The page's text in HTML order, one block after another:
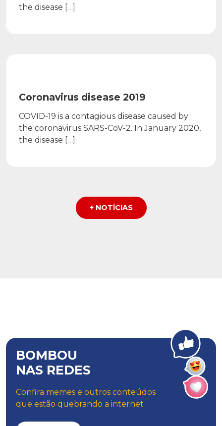
the disease […]
Coronavirus disease 2019
COVID-19 is a contagious disease caused by
the coronavirus SARS-CoV-2. In January 2020,
the disease […]
+ NOTÍCIAS
BOMBOU
NAS REDES
Confira memes e outros conteúdos
que estão quebrando a internet